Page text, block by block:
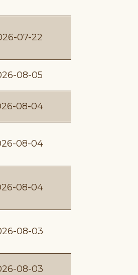
07-22
08-05
08-04
08-04
08-04
08-03
08-03